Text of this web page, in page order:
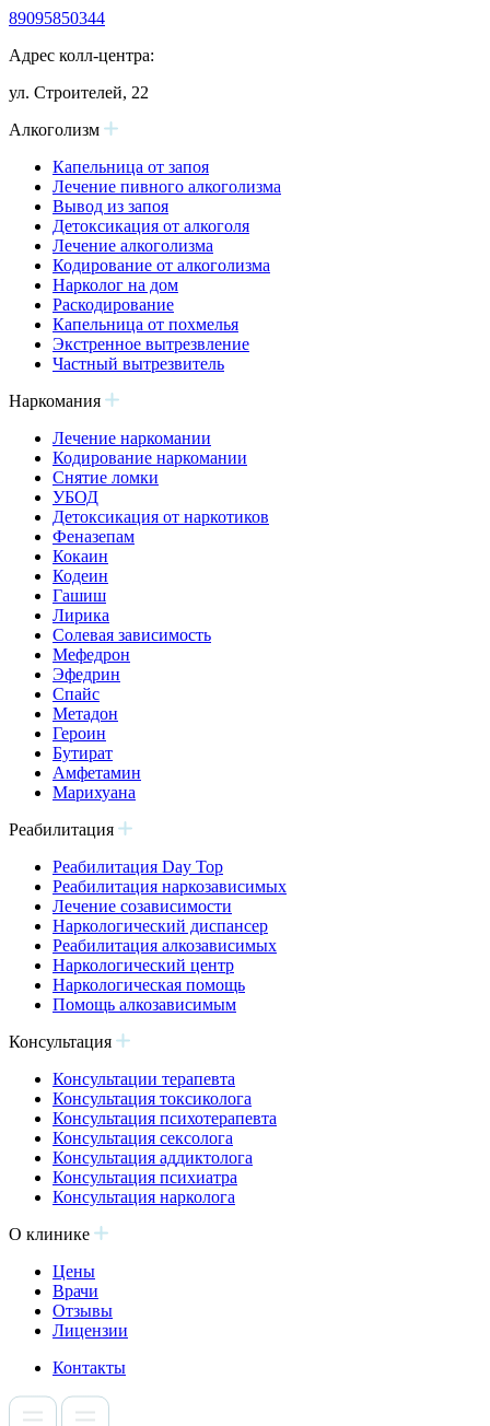
89095850344
Адрес колл-центра:
ул. Строителей, 22
Алкоголизм
Капельница от запоя
Лечение пивного алкоголизма
Вывод из запоя
Детоксикация от алкоголя
Лечение алкоголизма
Кодирование от алкоголизма
Нарколог на дом
Раскодирование
Капельница от похмелья
Экстренное вытрезвление
Частный вытрезвитель
Наркомания
Лечение наркомании
Кодирование наркомании
Снятие ломки
УБОД
Детоксикация от наркотиков
Феназепам
Кокаин
Кодеин
Гашиш
Лирика
Солевая зависимость
Мефедрон
Эфедрин
Спайс
Метадон
Героин
Бутират
Амфетамин
Марихуана
Реабилитация
Реабилитация Day Top
Реабилитация наркозависимых
Лечение созависимости
Наркологический диспансер
Реабилитация алкозависимых
Наркологический центр
Наркологическая помощь
Помощь алкозависимым
Консультация
Консультации терапевта
Консультация токсиколога
Консультация психотерапевта
Консультация сексолога
Консультация аддиктолога
Консультация психиатра
Консультация нарколога
О клинике
Цены
Врачи
Отзывы
Лицензии
Контакты